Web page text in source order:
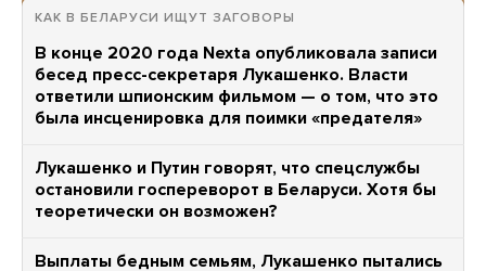
КАК В БЕЛАРУСИ ИЩУТ ЗАГОВОРЫ
В конце 2020 года Nexta опубликовала записи
бесед пресс-секретаря Лукашенко. Власти
ответили шпионским фильмом — о том, что это
была инсценировка для поимки «предателя»
Лукашенко и Путин говорят, что спецслужбы
остановили госпереворот в Беларуси. Хотя бы
теоретически он возможен?
Выплаты бедным семьям, Лукашенко пытались